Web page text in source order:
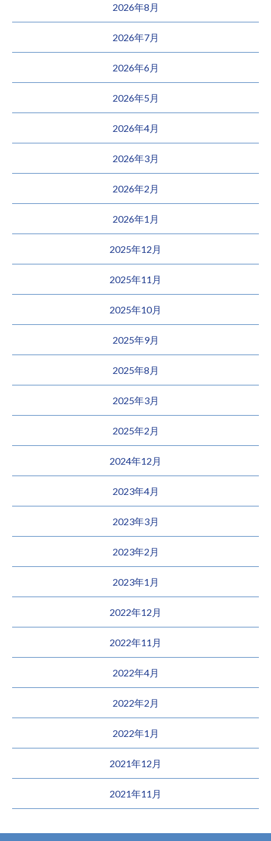
2026年8月
2026年7月
2026年6月
2026年5月
2026年4月
2026年3月
2026年2月
2026年1月
2025年12月
2025年11月
2025年10月
2025年9月
2025年8月
2025年3月
2025年2月
2024年12月
2023年4月
2023年3月
2023年2月
2023年1月
2022年12月
2022年11月
2022年4月
2022年2月
2022年1月
2021年12月
2021年11月